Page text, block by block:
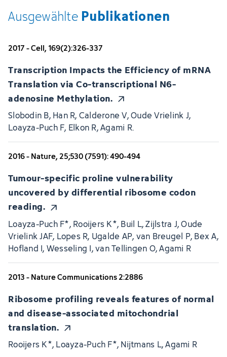
Ausgewählte Publikationen
2017 - Cell, 169(2):326-337
Transcription Impacts the Efficiency of mRNA
Translation via Co-transcriptional N6-
adenosine Methylation.
Slobodin B, Han R, Calderone V, Oude Vrielink J,
Loayza-Puch F, Elkon R, Agami R.
2016 - Nature, 25;530 (7591): 490-494
Tumour-specific proline vulnerability
uncovered by differential ribosome codon
reading.
Loayza-Puch F*, Rooijers K*, Buil L, Zijlstra J, Oude
Vrielink JAF, Lopes R, Ugalde AP, van Breugel P, Bex A,
Hofland I, Wesseling I, van Tellingen O, Agami R
2013 - Nature Communications 2:2886
Ribosome profiling reveals features of normal
and disease-associated mitochondrial
translation.
Rooijers K*, Loayza-Puch F*, Nijtmans L, Agami R